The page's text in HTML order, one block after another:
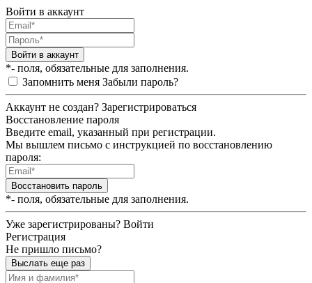
Войти в аккаунт
Войти в аккаунт
*- поля, обязательные для заполнения.
Запомнить меня Забыли пароль?
Аккаунт не создан? Зарегистрироваться
Восстановление пароля
Введите email, указанный при регистрации.
Мы вышлем письмо с инструкцией по восстановлению
пароля:
Восстановить пароль
*- поля, обязательные для заполнения.
Уже зарегистрированы? Войти
Регистрация
Не пришло письмо?
Выслать еще раз